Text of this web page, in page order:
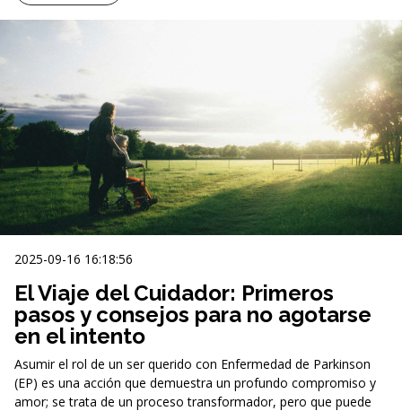
2025-09-16 16:18:56
El Viaje del Cuidador: Primeros
pasos y consejos para no agotarse
en el intento
Asumir el rol de un ser querido con Enfermedad de Parkinson
(EP) es una acción que demuestra un profundo compromiso y
amor; se trata de un proceso transformador, pero que puede